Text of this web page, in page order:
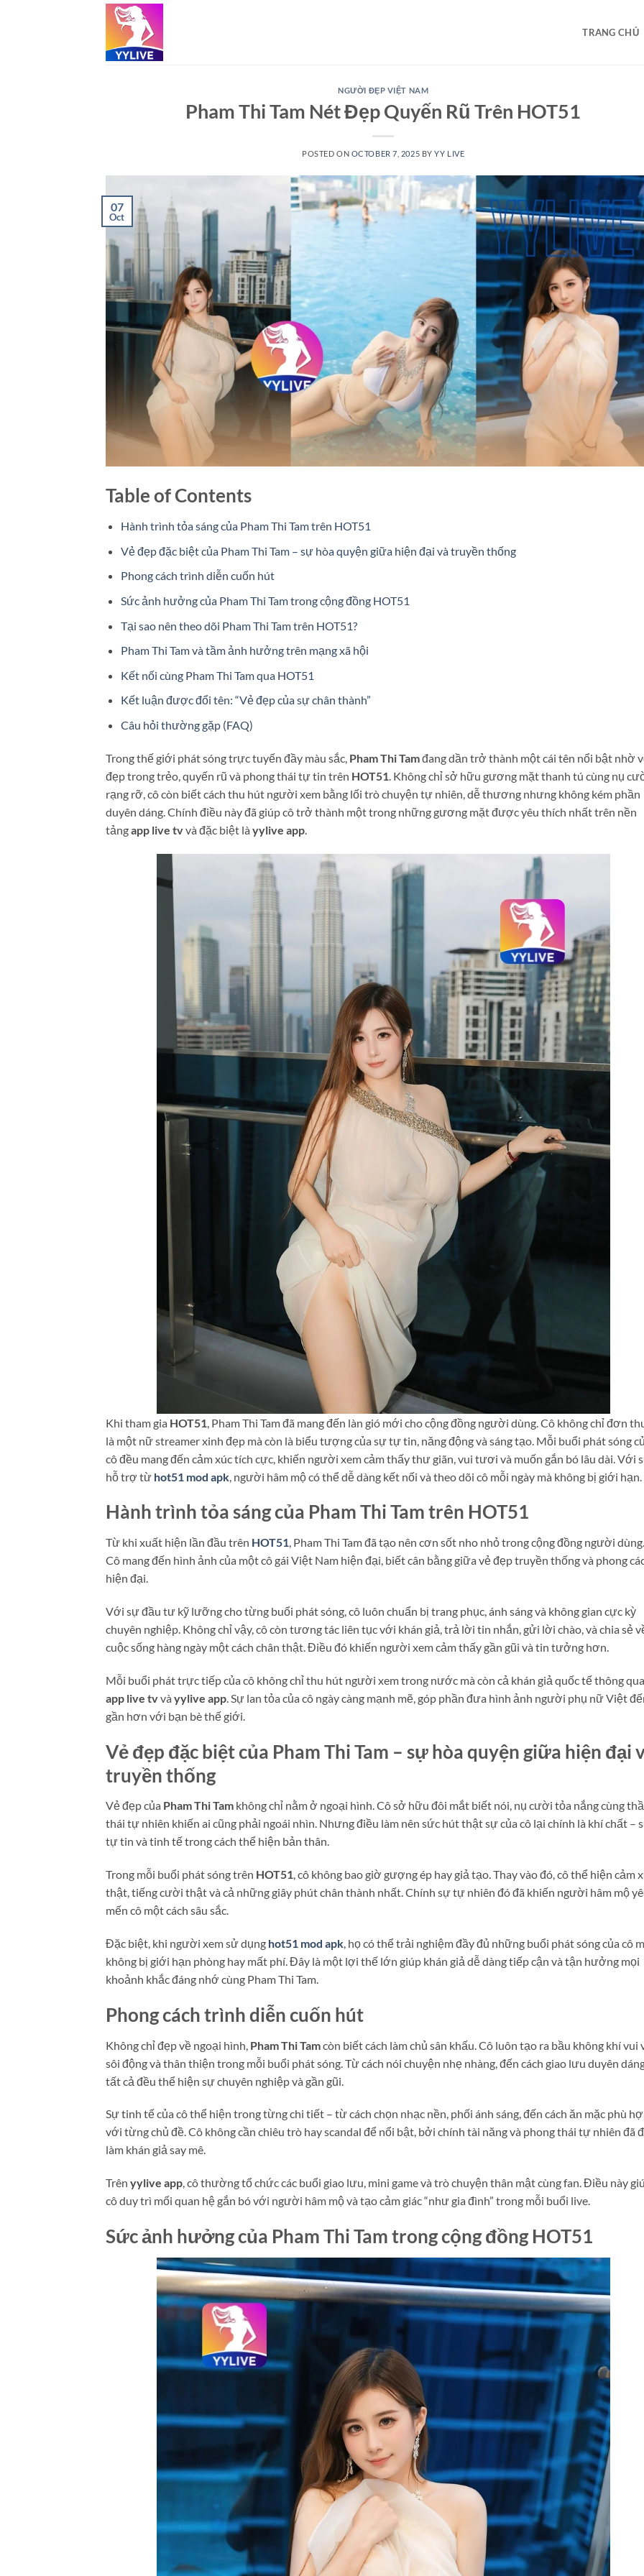
TRANG CHỦ
NGƯỜI ĐẸP VIỆT NAM
Pham Thi Tam Nét Đẹp Quyến Rũ Trên HOT51
POSTED ON OCTOBER 7, 2025 BYYY LIVE
07
Oct
Table of Contents
Hành trình tỏa sáng của Pham Thi Tam trên HOT51
Vẻ đẹp đặc biệt của Pham Thi Tam – sự hòa quyện giữa hiện đại và truyền thống
Phong cách trình diễn cuốn hút
Sức ảnh hưởng của Pham Thi Tam trong cộng đồng HOT51
Tại sao nên theo dõi Pham Thi Tam trên HOT51?
Pham Thi Tam và tầm ảnh hưởng trên mạng xã hội
Kết nối cùng Pham Thi Tam qua HOT51
Kết luận được đổi tên: “Vẻ đẹp của sự chân thành”
Câu hỏi thường gặp (FAQ)
Trong thế giới phát sóng trực tuyến đầy màu sắc, Pham Thi Tamđang dần trở thành một cái tên nổi bật nhờ
đẹp trong trẻo, quyến rũ và phong thái tự tin trên HOT51 . Không chỉ sở hữu gương mặt thanh tú cùng nụ
rạng rỡ, cô còn biết cách thu hút người xem bằng lối trò chuyện tự nhiên, dễ thương nhưng không kém phần
duyên dáng. Chính điều này đã giúp cô trở thành một trong những gương mặt được yêu thích nhất trên nền
tảngapp live tvvà đặc biệt là yylive app
Khi tham gia HOT51 , Pham Thi Tam đã mang đến làn gió mới cho cộng đồng người dùng. Cô không chỉ đơn
là một nữ streamer xinh đẹp mà còn là biểu tượng của sự tự tin, năng động và sáng tạo. Mỗi buổi phát sóng
cô đều mang đến cảm xúc tích cực, khiến người xem cảm thấy thư giãn, vui tươi và muốn gắn bó lâu dài. Với
hỗ trợ từ hot51 mod apk , người hâm mộ có thể dễ dàng kết nối và theo dõi cô mỗi ngày mà không bị giới hạn.
Hành trình tỏa sáng của Pham Thi Tam trên HOT51
Từ khi xuất hiện lần đầu trên HOT51, Pham Thi Tam đã tạo nên cơn sốt nho nhỏ trong cộng đồng người dùng.
Cô mang đến hình ảnh của một cô gái Việt Nam hiện đại, biết cân bằng giữa vẻ đẹp truyền thống và phong
hiện đại.
Với sự đầu tư kỹ lưỡng cho từng buổi phát sóng, cô luôn chuẩn bị trang phục, ánh sáng và không gian cực kỳ
chuyên nghiệp. Không chỉ vậy, cô còn tương tác liên tục với khán giả, trả lời tin nhắn, gửi lời chào, và chia sẻ
cuộc sống hàng ngày một cách chân thật. Điều đó khiến người xem cảm thấy gần gũi và tin tưởng hơn.
Mỗi buổi phát trực tiếp của cô không chỉ thu hút người xem trong nước mà còn cả khán giả quốc tế thông qua
app live tvvà yylive app . Sự lan tỏa của cô ngày càng mạnh mẽ, góp phần đưa hình ảnh người phụ nữ Việt
gần hơn với bạn bè thế giới.
Vẻ đẹp đặc biệt của Pham Thi Tam – sự hòa quyện giữa hiện đại
truyền thống
Vẻ đẹp của Pham Thi Tam không chỉ nằm ở ngoại hình. Cô sở hữu đôi mắt biết nói, nụ cười tỏa nắng cùng
thái tự nhiên khiến ai cũng phải ngoái nhìn. Nhưng điều làm nên sức hút thật sự của cô lại chính là khí chất –
tự tin và tinh tế trong cách thể hiện bản thân.
Trong mỗi buổi phát sóng trên HOT51, cô không bao giờ gượng ép hay giả tạo. Thay vào đó, cô thể hiện cảm
thật, tiếng cười thật và cả những giây phút chân thành nhất. Chính sự tự nhiên đó đã khiến người hâm mộ
mến cô một cách sâu sắc.
Đặc biệt, khi người xem sử dụng hot51 mod apk, họ có thể trải nghiệm đầy đủ những buổi phát sóng của cô
không bị giới hạn phòng hay mất phí. Đây là một lợi thế lớn giúp khán giả dễ dàng tiếp cận và tận hưởng mọi
khoảnh khắc đáng nhớ cùng Pham Thi Tam.
Phong cách trình diễn cuốn hút
Không chỉ đẹp về ngoại hình, Pham Thi Tamcòn biết cách làm chủ sân khấu. Cô luôn tạo ra bầu không khí vui
sôi động và thân thiện trong mỗi buổi phát sóng. Từ cách nói chuyện nhẹ nhàng, đến cách giao lưu duyên
tất cả đều thể hiện sự chuyên nghiệp và gần gũi.
Sự tinh tế của cô thể hiện trong từng chi tiết – từ cách chọn nhạc nền, phối ánh sáng, đến cách ăn mặc phù
với từng chủ đề. Cô không cần chiêu trò hay scandal để nổi bật, bởi chính tài năng và phong thái tự nhiên đã
làm khán giả say mê.
Trên yylive app, cô thường tổ chức các buổi giao lưu, mini game và trò chuyện thân mật cùng fan. Điều này
cô duy trì mối quan hệ gắn bó với người hâm mộ và tạo cảm giác “như gia đình” trong mỗi buổi live.
Sức ảnh hưởng của Pham Thi Tam trong cộng đồng HOT51